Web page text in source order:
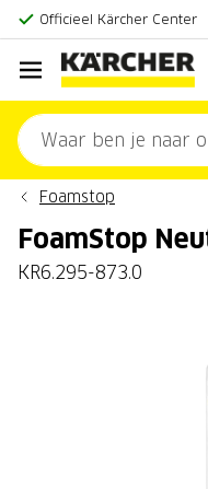
Officieel Kärcher Center
Klantenscore:9,3/10
Foamstop
FoamStop
KR6.295-873.0